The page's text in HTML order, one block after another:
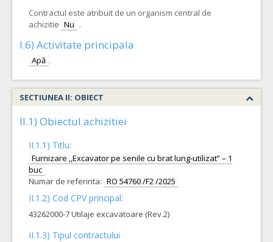
Contractul este atribuit de un organism central de
achizitie Nu .
I.6) Activitate principala
Apă .
SECTIUNEA II: OBIECT
II.1) Obiectul achizitiei
II.1.1) Titlu:
Furnizare ,,Excavator pe senile cu brat lung-utilizat” – 1
buc
Numar de referinta: RO 54760 /F2 /2025
II.1.2) Cod CPV principal:
43262000-7 Utilaje excavatoare (Rev.2)
II.1.3) Tipul contractului